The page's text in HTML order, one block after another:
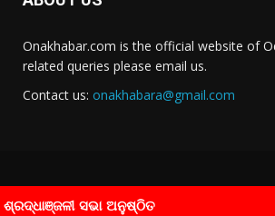
Onakhabar.com is the official website of
related queries please email us.
Contact us: onakhabara@gmail.com
ସଭା ଅନୁଷ୍ଠିତ